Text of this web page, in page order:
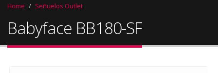
Home Señuelos Outlet
Babyface BB180-SF